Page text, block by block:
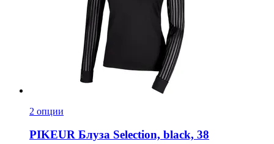
2 опции
PIKEUR Блуза Selection, black, 38